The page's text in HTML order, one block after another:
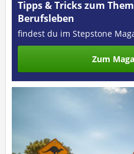
Tipps & Tricks zum
Berufsleben
findest du im Stepstone
Zum